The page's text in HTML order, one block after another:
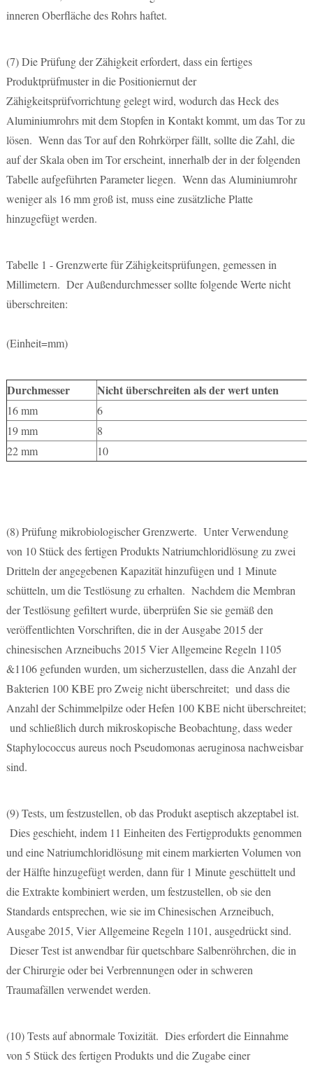
inneren Oberfläche des Rohrs haftet.
(7)Die Prüfung der Zähigkeit erfordert, dass ein fertiges
Produktprüfmuster in die Positioniernut der
Zähigkeitsprüfvorrichtung gelegt wird, wodurch das Heck des
Aluminiumrohrs mit dem Stopfen in Kontakt kommt, um das Tor zu
lösen. Wenn das Tor auf den Rohrkörper fällt, sollte die Zahl, die
auf der Skala oben im Tor erscheint, innerhalb der in der folgenden
Tabelle aufgeführten Parameter liegen. Wenn das Aluminiumrohr
weniger als 16 mm groß ist, muss eine zusätzliche Platte
hinzugefügt werden.
Tabelle 1 - Grenzwerte für Zähigkeitsprüfungen, gemessen in
Millimetern. Der Außendurchmesser sollte folgende Werte nicht
überschreiten:
(Einheit=mm)
Durchmesser Nicht überschreiten als der wert unten
16 mm
6
19 mm
8
22 mm
10
(8)Prüfung mikrobiologischer Grenzwerte. Unter Verwendung
von 10 Stück des fertigen Produkts Natriumchloridlösung zu zwei
Dritteln der angegebenen Kapazität hinzufügen und 1 Minute
schütteln, um die Testlösung zu erhalten. Nachdem die Membran
der Testlösung gefiltert wurde, überprüfen Sie sie gemäß den
veröffentlichten Vorschriften, die in der Ausgabe 2015 der
chinesischen Arzneibuchs 2015 Vier Allgemeine Regeln 1105
&1106 gefunden wurden, um sicherzustellen, dass die Anzahl der
Bakterien 100 KBE pro Zweig nicht überschreitet; und dass die
Anzahl der Schimmelpilze oder Hefen 100 KBE nicht überschreitet;
und schließlich durch mikroskopische Beobachtung, dass weder
Staphylococcus aureus noch Pseudomonas aeruginosa nachweisbar
sind.
(9)Tests, um festzustellen, ob das Produkt aseptisch akzeptabel ist.
Dies geschieht, indem 11 Einheiten des Fertigprodukts genommen
und eine Natriumchloridlösung mit einem markierten Volumen von
der Hälfte hinzugefügt werden, dann für 1 Minute geschüttelt und
die Extrakte kombiniert werden, um festzustellen, ob sie den
Standards entsprechen, wie sie im Chinesischen Arzneibuch,
Ausgabe 2015, Vier Allgemeine Regeln 1101, ausgedrückt sind.
Dieser Test ist anwendbar für quetschbare Salbenröhrchen, die in
der Chirurgie oder bei Verbrennungen oder in schweren
Traumafällen verwendet werden.
(10)Tests auf abnormale Toxizität. Dies erfordert die Einnahme
von 5 Stück des fertigen Produkts und die Zugabe einer